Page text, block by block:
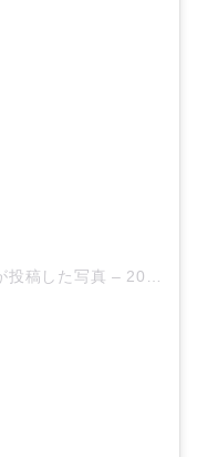
稿した写真 – 2015 12月 29 3:44午後 PST